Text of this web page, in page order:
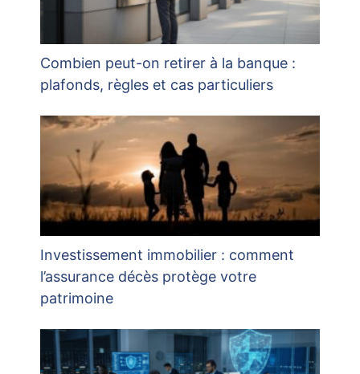
Combien peut-on retirer à la banque :
plafonds, règles et cas particuliers
Investissement immobilier : comment
l’assurance décès protège votre
patrimoine